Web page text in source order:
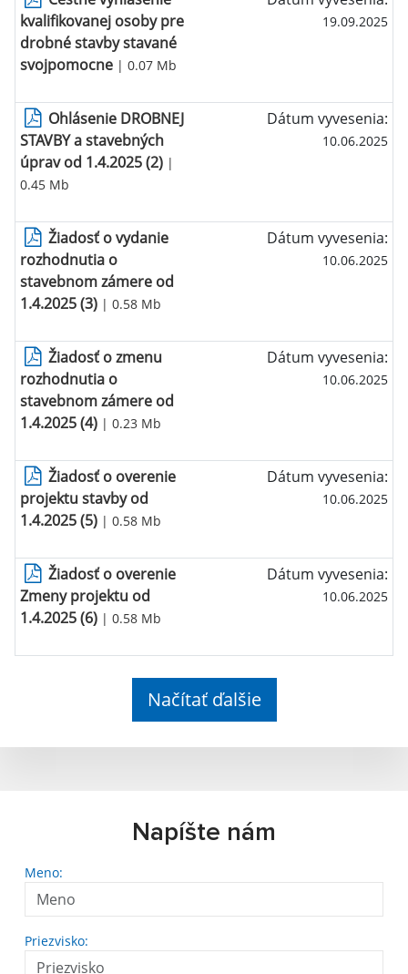
kvalifikovanej osoby pre
drobné stavby stavané
svojpomocne | 0.07 Mb
19.09.2025
Ohlásenie DROBNEJ
STAVBY a stavebných
úprav od 1.4.2025 (2) |
0.45 Mb
Dátum vyvesenia:
10.06.2025
Žiadosť o vydanie
rozhodnutia o
stavebnom zámere od
1.4.2025 (3) | 0.58 Mb
Dátum vyvesenia:
10.06.2025
Žiadosť o zmenu
rozhodnutia o
stavebnom zámere od
1.4.2025 (4) | 0.23 Mb
Dátum vyvesenia:
10.06.2025
Žiadosť o overenie
projektu stavby od
1.4.2025 (5) | 0.58 Mb
Dátum vyvesenia:
10.06.2025
Žiadosť o overenie
Zmeny projektu od
1.4.2025 (6) | 0.58 Mb
Dátum vyvesenia:
10.06.2025
Načítať ďalšie
Napíšte nám
Meno:
Priezvisko: